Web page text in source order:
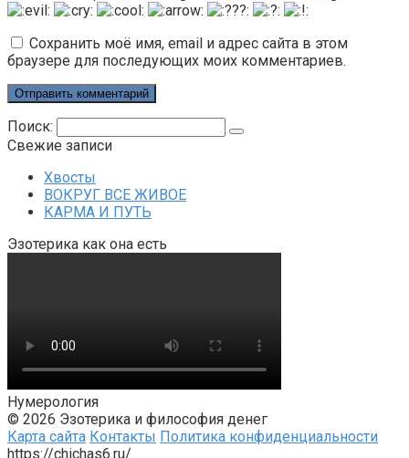
Сохранить моё имя, email и адрес сайта в этом
браузере для последующих моих комментариев.
Поиск:
Свежие записи
Хвосты
ВОКРУГ ВСЕ ЖИВОЕ
КАРМА И ПУТЬ
Эзотерика как она есть
Нумерология
© 2026 Эзотерика и философия денег
Карта сайта Контакты Политика конфиденциальности
https://chichas6.ru/